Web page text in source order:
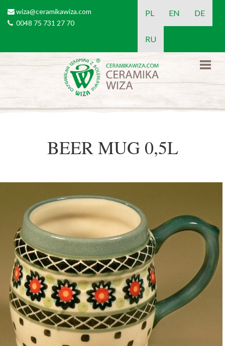
email
wiza@ceramikawiza.com
tel0048 75 731 27 70
PL EN DE
RU
BEER MUG 0,5L